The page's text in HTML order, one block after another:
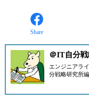
Share
＠IT自分
エンジニアラ
分戦略研究所